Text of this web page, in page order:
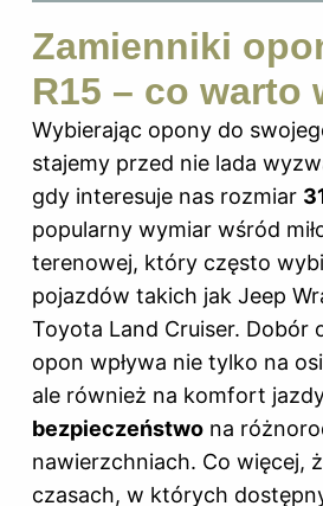
Zamienniki
R15 – co warto
Wybierając opony do
stajemy przed nie lada
gdy interesuje nas rozmiar
popularny wymiar wśród
terenowej, który często
pojazdów takich jak Jeep
Toyota Land Cruiser. Dobór
opon wpływa nie tylko na
ale również na komfort
bezpieczeństwo na
nawierzchniach. Co więcej,
czasach, w których